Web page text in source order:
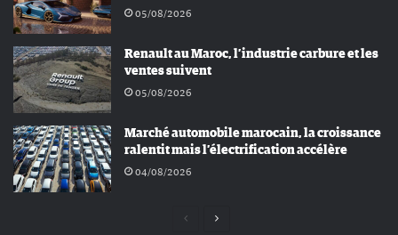
05/08/2026
Renault au Maroc, l’industrie carbure et les
ventes suivent
05/08/2026
Marché automobile marocain, la croissance
ralentit mais l’électrification accélère
04/08/2026
Page
Page